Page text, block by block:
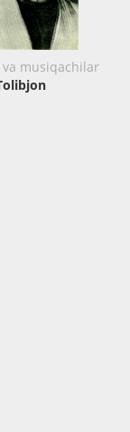
musiqachilar